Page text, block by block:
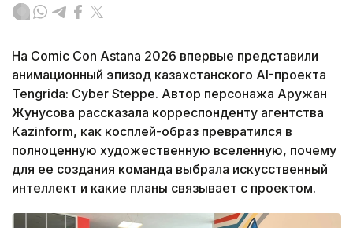
На Comic Con Astana 2026 впервые представили
анимационный эпизод казахстанского AI-проекта
Tengrida: Cyber Steppe. Автор персонажа Аружан
Жунусова рассказала корреспонденту агентства
Kazinform, как косплей-образ превратился в
полноценную художественную вселенную, почему
для ее создания команда выбрала искусственный
интеллект и какие планы связывает с проектом.